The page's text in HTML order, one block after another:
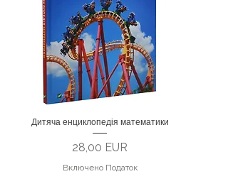
Дитяча енциклопедія математики
Ціна
28,00 EUR
Включено Податок